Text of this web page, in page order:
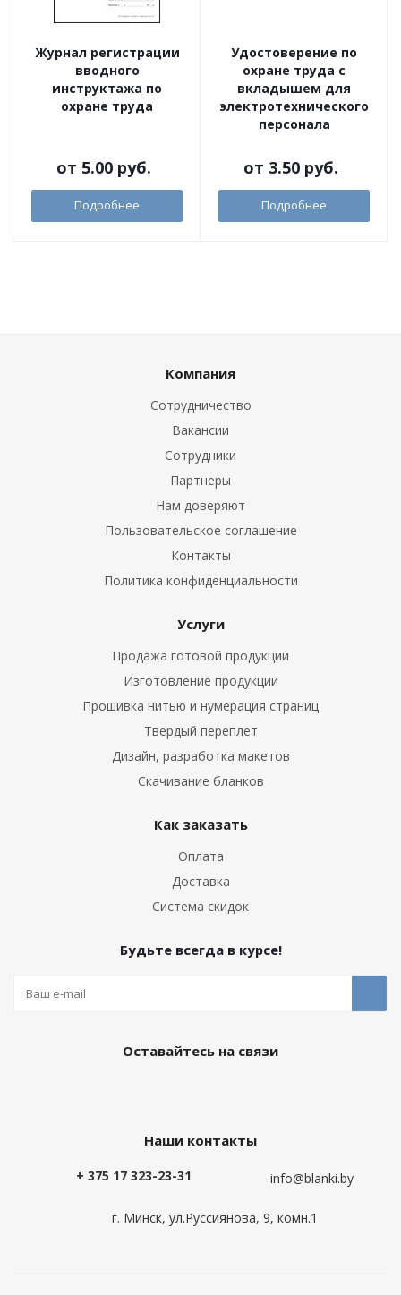
Журнал регистрации
вводного
инструктажа по
охране труда
от 5.00 руб.
Подробнее
Удостоверение по
охране труда c
вкладышем для
электротехнического
персонала
от 3.50 руб.
Подробнее
Компания
Сотрудничество
Вакансии
Сотрудники
Партнеры
Нам доверяют
Пользовательское соглашение
Контакты
Политика конфиденциальности
Услуги
Продажа готовой продукции
Изготовление продукции
Прошивка нитью и нумерация страниц
Твердый переплет
Дизайн, разработка макетов
Скачивание бланков
Как заказать
Оплата
Доставка
Система скидок
Будьте всегда в курсе!
Оставайтесь на связи
Наши контакты
+ 375 17 323-23-31 info@blanki.by
г. Минск, ул.Руссиянова, 9, комн.1